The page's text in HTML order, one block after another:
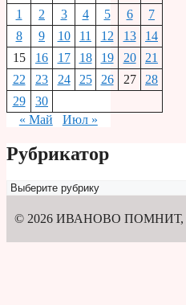
1
2 3 4 5 6
7
8
9 10 11 12 13
14
15
16 17 18 19 20
21
22
23 24 25 26 27
28
29
30
« Май
Июл »
Рубрикатор
Рубрикатор
© 2026 ИВАНОВО ПОМНИТ,